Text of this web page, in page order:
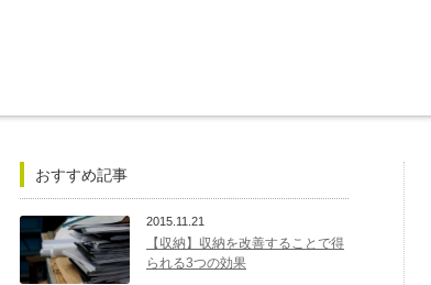
おすすめ記事
2015.11.21
【収納】収納を改善することで得
られる3つの効果